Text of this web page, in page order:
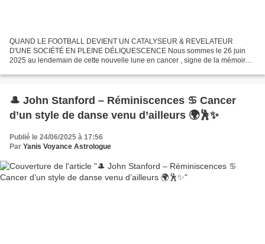
QUAND LE FOOTBALL DEVIENT UN CATALYSEUR & REVELATEUR
D'UNE SOCIÉTÉ EN PLEINE DÉLIQUESCENCE Nous sommes le 26 juin
2025 au lendemain de cette nouvelle lune en cancer , signe de la mémoire,
🎩 John Stanford – Réminiscences ♋ Cancer
d’un style de danse venu d’ailleurs 🌍🕺✨
Publié le 24/06/2025 à 17:56
Par Yanis Voyance Astrologue